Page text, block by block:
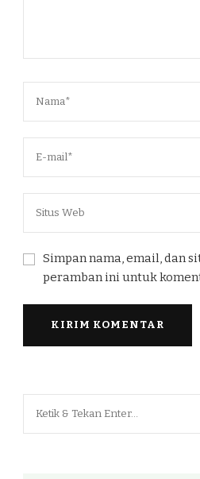
Simpan nama, email, dan
peramban ini untuk
Mencari